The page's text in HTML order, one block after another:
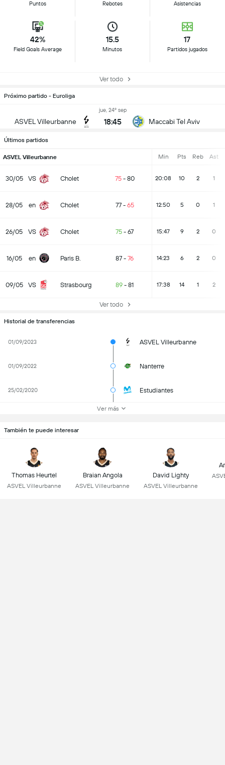
Puntos Rebotes Asistencias
42%
Field Goals Average
15.5
Minutos
17
Partidos jugados
Ver todo
Próximo partido - Euroliga
ASVEL Villeurbanne
jue, 24º sep
18:45 Maccabi Tel Aviv
Últimos partidos
ASVEL Villeurbanne Min Pts Reb Ast
30/05 VS Cholet 75- 80 20:08 10 2 1
28/05 en Cholet 77- 65 12:50 5 0 1
26/05 VS Cholet 75 - 67 15:47 9 2 0
16/05 en Paris B. 87 - 76 14:23 6 2 0
09/05 VS Strasbourg 89 - 81 17:38 14 1 2
Ver todo
Historial de transferencias
01/09/2023 ASVEL Villeurbanne
01/09/2022 Nanterre
25/02/2020 Estudiantes
Ver más
También te puede interesar
Thomas Heurtel
ASVEL Villeurbanne
Braian Angola
ASVEL Villeurbanne
David Lighty
ASVEL Villeurbanne